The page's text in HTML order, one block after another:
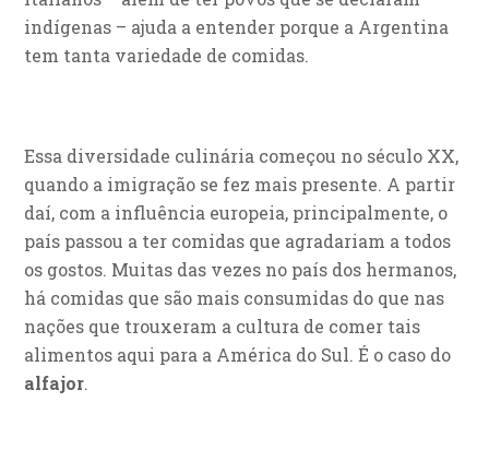
indígenas – ajuda a entender porque a Argentina
tem tanta variedade de comidas.
Essa diversidade culinária começou no século XX,
quando a imigração se fez mais presente. A partir
daí, com a influência europeia, principalmente, o
país passou a ter comidas que agradariam a todos
os gostos. Muitas das vezes no país dos hermanos,
há comidas que são mais consumidas do que nas
nações que trouxeram a cultura de comer tais
alimentos aqui para a América do Sul. É o caso do
alfajor.